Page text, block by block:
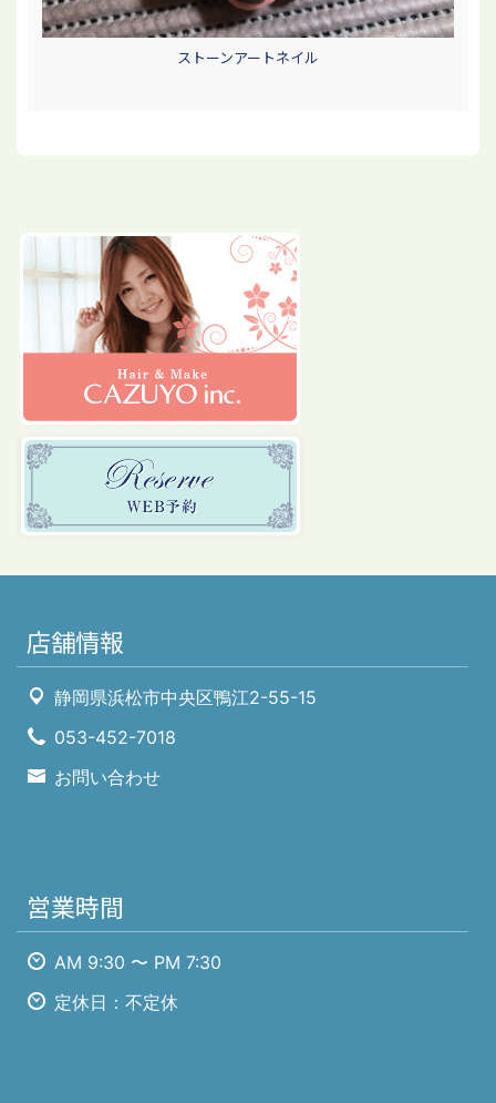
ストーンアートネイル
店舗情報
静岡県浜松市中央区鴨江2-55-15
053-452-7018
お問い合わせ
営業時間
AM 9:30 〜 PM 7:30
定休日：不定休